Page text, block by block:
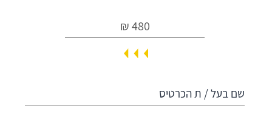
שם בעל / ת הכרטיס